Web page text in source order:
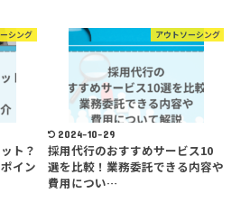
シング
ト？
イン
アウトソーシング
2024-10-29
採用代行のおすすめサービス10
選を比較！業務委託できる内容や
費用につい…